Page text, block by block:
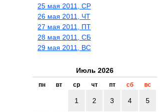
25 мая 2011, СР
26 мая 2011, ЧТ
27 мая 2011, ПТ
28 мая 2011, СБ
29 мая 2011, ВС
Июль 2026
пн вт ср чт пт сб вс
1 2 3 4 5